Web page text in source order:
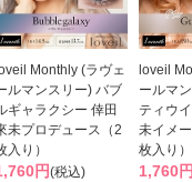
Monthly (ラヴェ
ルマンスリー) バブ
ギャラクシー 倖田
未プロデュース（2
入り）
円(税込)
loveil
ールマ
ティウ
未イメ
枚入り）
1,760